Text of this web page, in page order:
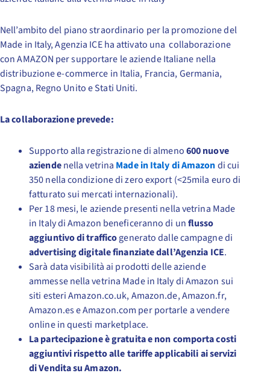
Nell’ambito del piano straordinario per la promozione del
Made in Italy, Agenzia ICE ha attivato una collaborazione
con AMAZON per supportare le aziende Italiane nella
distribuzione e-commerce in Italia, Francia, Germania,
Spagna, Regno Unito e Stati Uniti.
La collaborazione prevede:
Supporto alla registrazione di almeno600 nuove
aziendenella vetrina Made in Italy di Amazondi cui
350 nella condizione di zero export (<25mila euro di
fatturato sui mercati internazionali).
Per 18 mesi, le aziende presenti nella vetrina Made
in Italy di Amazon beneficeranno di unflusso
aggiuntivo di trafficogenerato dalle campagne di
advertising digitale finanziate dall’Agenzia ICE.
Sarà data visibilità ai prodotti delle aziende
ammesse nella vetrina Made in Italy di Amazon sui
siti esteri Amazon.co.uk, Amazon.de, Amazon.fr,
Amazon.es e Amazon.com per portarle a vendere
online in questi marketplace.
La partecipazione è gratuita e non comporta costi
aggiuntivi rispetto alle tariffe applicabili ai servizi
di Vendita su Amazon.